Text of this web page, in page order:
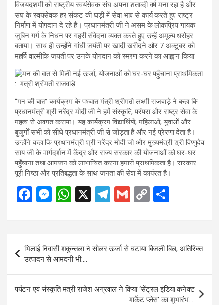
विजयदशमी को राष्ट्रीय स्वयंसेवक संघ अपना शताब्दी वर्ष मना रहा है और
संघ के स्वयंसेवक हर संकट की घड़ी में सेवा भाव से कार्य करते हुए राष्ट्र
निर्माण में योगदान दे रहे हैं। प्रधानमंत्री जी ने असम के लोकप्रिय गायक
जुबिन गर्ग के निधन पर गहरी संवेदना व्यक्त करते हुए उन्हें अमूल्य धरोहर
बताया। साथ ही उन्होंने गांधी जयंती पर खादी खरीदने और 7 अक्टूबर को
महर्षि वाल्मीकि जयंती पर उनके योगदान को स्मरण करने का आह्वान किया।
“मन की बात” कार्यक्रम के पश्चात मंत्री श्रीमती लक्ष्मी राजवाड़े ने कहा कि
प्रधानमंत्री श्री नरेंद्र मोदी जी ने हमें संस्कृति, परंपरा और राष्ट्र सेवा के
महत्व से अवगत कराया। यह कार्यक्रम विद्यार्थियों, महिलाओं, युवाओं और
बुजुर्गों सभी को सीधे प्रधानमंत्री जी से जोड़ता है और नई प्रेरणा देता है।
उन्होंने कहा कि प्रधानमंत्री श्री नरेंद्र मोदी जी और मुख्यमंत्री श्री विष्णुदेव
साय जी के मार्गदर्शन में केंद्र और राज्य सरकार की योजनाओं को घर-घर
पहुँचाना तथा आमजन को लाभान्वित करना हमारी प्राथमिकता है। सरकार
पूरी निष्ठा और प्रतिबद्धता के साथ जनता की सेवा में कार्यरत है।
F
ce
b
o
o
k
M
se
n
g
er
W
at
A
p
p
X
T
e
gr
a
m
G
ail
C
py
Li
n
k
ar
e
Post
navigation
भिलाई निवासी शकुन्तला ने सोलर ऊर्जा से घटाया बिजली बिल, अतिरिक्त
उत्पादन से आमदनी भी….
पर्यटन एवं संस्कृति मंत्री राजेश अग्रवाल ने किया ‘सेंट्रल इंडिया कनेक्ट
मार्केट प्लेस’ का शुभारंभ….